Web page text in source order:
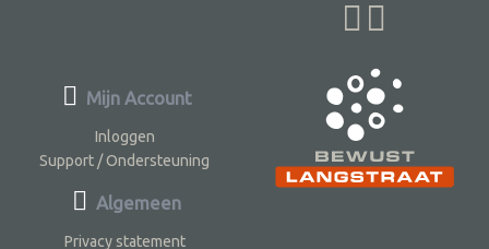
Mijn Account
Inloggen
Support / Ondersteuning
Algemeen
Privacy statement